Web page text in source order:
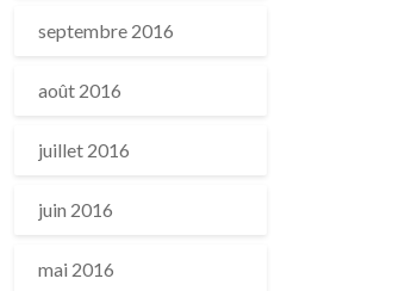
septembre 2016
août 2016
juillet 2016
juin 2016
mai 2016